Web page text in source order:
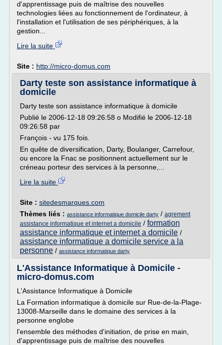
d'apprentissage puis de maîtrise des nouvelles
technologies liées au fonctionnement de l'ordinateur, à
l'installation et l'utilisation de ses périphériques, à la
gestion...
Lire la suite
Site : http://micro-domus.com
Darty teste son assistance informatique à
domicile
Darty teste son assistance informatique à domicile
Publié le 2006-12-18 09:26:58 o Modifié le 2006-12-18
09:26:58 par
François - vu 175 fois.
En quête de diversification, Darty, Boulanger, Carrefour,
ou encore la Fnac se positionnent actuellement sur le
créneau porteur des services à la personne,...
Lire la suite
Site : sitedesmarques.com
Thèmes liés : assistance informatique domicile darty / agrement
assistance informatique et internet a domicile / formation
assistance informatique et internet a domicile /
assistance informatique a domicile service a la
personne / assistance informatique darty
L'Assistance Informatique à Domicile -
micro-domus.com
L'Assistance Informatique à Domicile
La Formation informatique à domicile sur Rue-de-la-Plage-
13008-Marseille dans le domaine des services à la
personne englobe
l'ensemble des méthodes d'initiation, de prise en main,
d'apprentissage puis de maîtrise des nouvelles